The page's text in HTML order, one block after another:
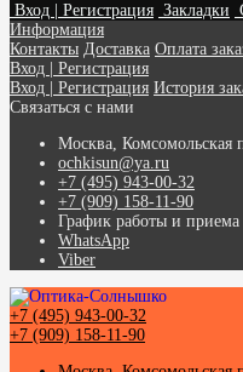
Вход | Регистрация Закладки
Информация
Контакты Доставка Оплата
Вход | Регистрация
Вход | Регистрация История
Связаться с нами
Москва, Комсомольская
ochkisun@ya.ru
+7 (495) 943-00-32
+7 (909) 158-11-90
График работы и приема
WhatsApp
Viber
+7 (495) 943-00-32
+7 (909) 158-11-90